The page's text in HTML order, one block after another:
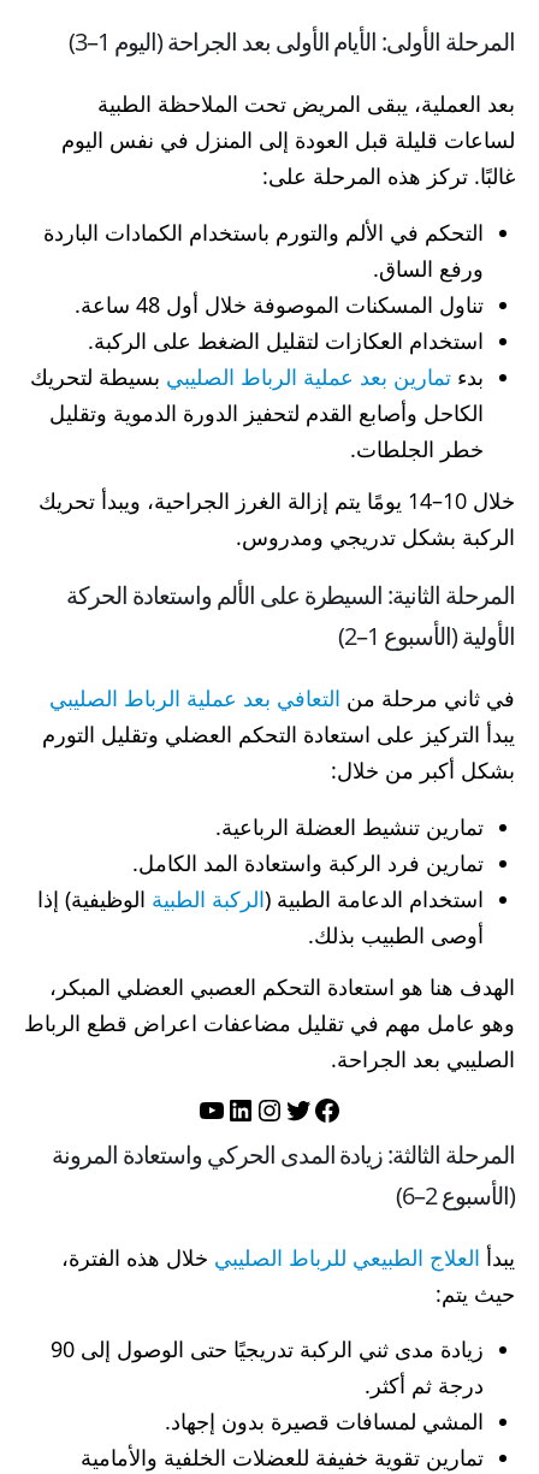
المرحلة الأولى: الأيام الأولى بعد الجراحة (اليوم 1–3)
بعد العملية، يبقى المريض تحت الملاحظة الطبية
لساعات قليلة قبل العودة إلى المنزل في نفس اليوم
غالبًا. تركز هذه المرحلة على:
التحكم في الألم والتورم باستخدام الكمادات الباردة
ورفع الساق.
تناول المسكنات الموصوفة خلال أول 48 ساعة.
استخدام العكازات لتقليل الضغط على الركبة.
بدءتمارين بعد عملية الرباط الصليبي بسيطة لتحريك
الكاحل وأصابع القدم لتحفيز الدورة الدموية وتقليل
خطر الجلطات.
خلال 10–14 يومًا يتم إزالة الغرز الجراحية، ويبدأ تحريك
الركبة بشكل تدريجي ومدروس.
المرحلة الثانية: السيطرة على الألم واستعادة الحركة
الأولية (الأسبوع 1–2)
في ثاني مرحلة من التعافي بعد عملية الرباط الصليبي
يبدأ التركيز على استعادة التحكم العضلي وتقليل التورم
بشكل أكبر من خلال:
تمارين تنشيط العضلة الرباعية.
تمارين فرد الركبة واستعادة المد الكامل.
استخدام الدعامة الطبية (الركبة الطبية الوظيفية) إذا
أوصى الطبيب بذلك.
الهدف هنا هو استعادة التحكم العصبي العضلي المبكر،
وهو عامل مهم في تقليل مضاعفات اعراض قطع الرباط
الصليبي بعد الجراحة.
فيسبوك
تويترإنستجرام
لينكد إنيوتيوب
المرحلة الثالثة: زيادة المدى الحركي واستعادة المرونة
(الأسبوع 2–6)
يبدأ العلاج الطبيعي للرباط الصليبي خلال هذه الفترة،
حيث يتم:
زيادة مدى ثني الركبة تدريجيًا حتى الوصول إلى 90
درجة ثم أكثر.
المشي لمسافات قصيرة بدون إجهاد.
تمارين تقوية خفيفة للعضلات الخلفية والأمامية